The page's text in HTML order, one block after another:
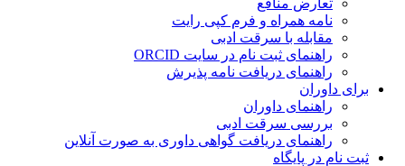
تعارض منافع
نامه همراه و فرم کپی رایت
مقابله با سرقت ادبی
راهنمای ثبت نام در سایت ORCID
راهنمای دریافت نامه پذیرش
برای داوران
راهنمای داوران
بررسی سرقت ادبی
راهنمای دریافت گواهی داوری به صورت آنلاین
ثبت نام در پایگاه